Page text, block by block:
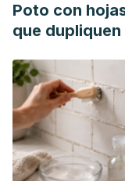
Poto con
que